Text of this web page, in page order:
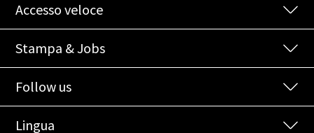
Accesso veloce
Stampa & Jobs
Follow us
Lingua